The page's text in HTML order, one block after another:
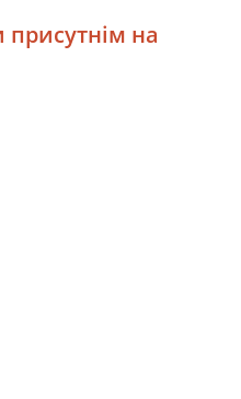
присутнім на